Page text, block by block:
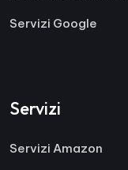
Servizi Google
Servizi
Servizi Amazon